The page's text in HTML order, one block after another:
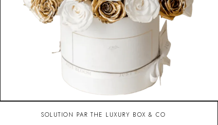
SOLUTION PAR THE LUXURY BOX & CO